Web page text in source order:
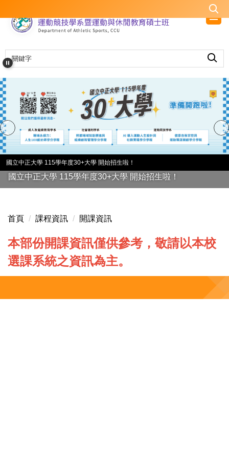
到
內
容
區
國立中正大學 115學年度30+大學 開始招生啦！
國立中正大學 115學年度30+大學 開始招生啦！
首頁 課程資訊 開課資訊
本部份開課資訊僅供參考，敬請以本校
選課系統之資訊為主。